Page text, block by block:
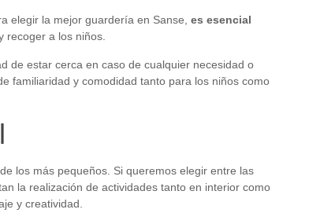
elegir la mejor guardería en Sanse,es esencial
recoger a los niños.
de estar cerca en caso de cualquier necesidad o
familiaridad y comodidad tanto para los niños como
los más pequeños. Si queremos elegir entre las
la realización de actividades tanto en interior como
y creatividad.